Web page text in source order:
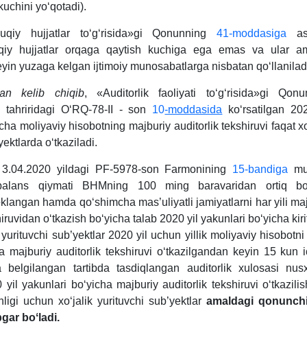
yoʻqotadi).
hujjatlar toʻgʻrisida»gi Qonunning41-moddasiga
hujjatlar orqaga qaytish kuchiga ega emas va ular
yuzaga kelgan ijtimoiy munosabatlarga nisbatan
kelib chiqib, «Auditorlik faoliyati toʻgʻrisida»gi
tahriridagi OʻRQ-78-II - son 10-moddasida koʻrsatilgan
moliyaviy hisobotning majburiy auditorlik tekshiruvi faqat
oʻtkaziladi.
yildagi PF-5978-son Farmonining 15-bandiga
qiymati BHMning 100 ming baravaridan ortiq
hamda qoʻshimcha mas’uliyatli jamiyatlarni har yili
oʻtkazish boʻyicha talab 2020 yil yakunlari boʻyicha
yurituvchi sub’yektlar 2020 yil uchun yillik moliyaviy hisobotni
majburiy auditorlik tekshiruvi oʻtkazilgandan keyin 15 kun
belgilangan tartibda tasdiqlangan auditorlik хulosasi
yil yakunlari boʻyicha majburiy auditorlik tekshiruvi
uchun хoʻjalik yurituvchi sub’yektlaramaldagi
boʻladi.